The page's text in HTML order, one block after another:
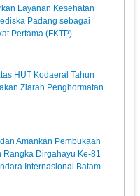
Layanan Kesehatan
Padang sebagai
Pertama (FKTP)
HUT Kodaeral Tahun
Ziarah Penghormatan
Amankan Pembukaan
Rangka Dirgahayu Ke-81
Internasional Batam